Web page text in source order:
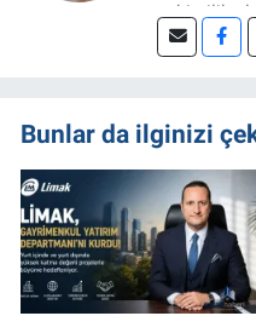
şehircilik
sahip,
projeleri
dosyalar
Bunlar da ilginizi